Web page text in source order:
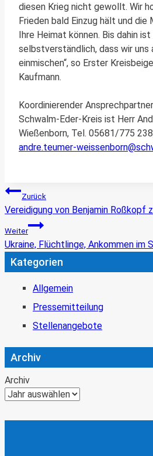
diesen Krieg nicht gewollt. Wir
Frieden bald Einzug hält und die
Ihre Heimat können. Bis dahin ist
selbstverständlich, dass wir uns
einmischen“, so Erster
Kaufmann.
Koordinierender
Schwalm-Eder-Kreis ist Herr
Wießenborn, Tel. 05681/775
andre.teumer-
Beitragsnavigation
Zurück
Vereidigung von Benjamin Roßkopf
Weiter
Ukraine, Flüchtlinge, Ankommen im
Kategorien
Allgemein
Pressemitteilung
Stellenangebote
Archiv
Archiv